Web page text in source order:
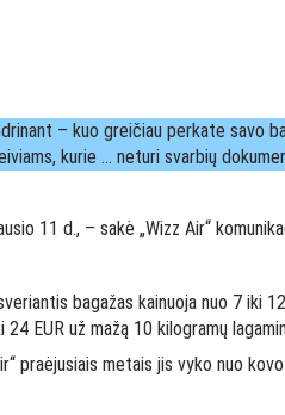
– kuo greičiau perkate savo
kurie … neturi svarbių
11 d., – sakė „Wizz Air“
bagažas kainuoja nuo 7 iki
EUR už mažą 10 kilogramų
praėjusiais metais jis vyko nuo